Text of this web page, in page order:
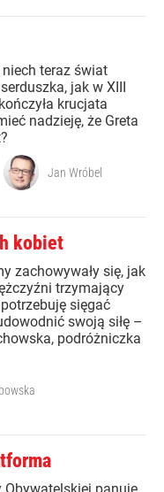
teraz świat
jak w XIII
krucjata
nadzieję, że Greta
Jan Wróbel
kobiet
zachowywały się, jak
trzymający
sięgać
swoją siłę –
podróżniczka